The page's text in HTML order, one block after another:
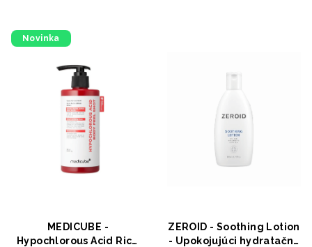
Novinka
MEDICUBE -
Hypochlorous Acid Rice
ZEROID - Soothing Lotion
- Upokojujúci hydratačný